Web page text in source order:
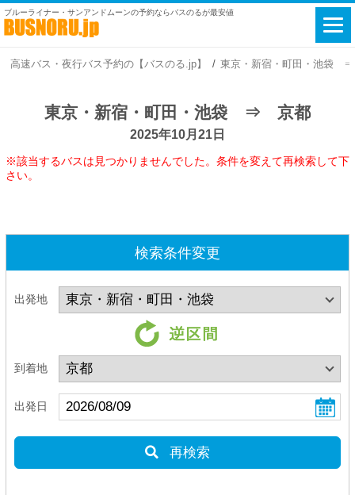
ブルーライナー・サンアンドムーンの予約ならバスのるが最安値
高速バス・夜行バス予約の【バスのる.jp】 東京・新宿・町田・池袋
東京・新宿・町田・池袋 ⇒ 京都
2025年10月21日
※該当するバスは見つかりませんでした。条件を変えて再検索して下
さい。
検索条件変更
出発地
到着地
出発日
再検索